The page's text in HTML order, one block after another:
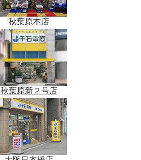
秋葉原本店
秋葉原新２号店